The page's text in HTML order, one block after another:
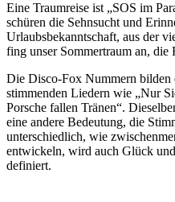
Eine Traumreise ist „SOS im
schüren die Sehnsucht und
Urlaubsbekanntschaft, aus der
fing unser Sommertraum an,
Die Disco-Fox Nummern bilden
stimmenden Liedern wie „Nur
Porsche fallen Tränen“.
eine andere Bedeutung, die
unterschiedlich, wie
entwickeln, wird auch Glück
definiert.